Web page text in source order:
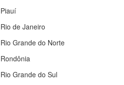
Piauí
Rio de Janeiro
Rio Grande do Norte
Rondônia
Rio Grande do Sul